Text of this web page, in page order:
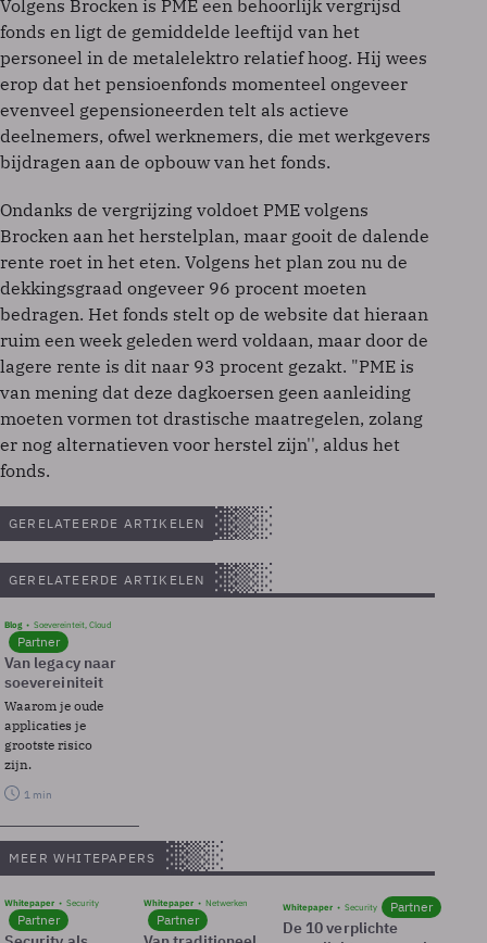
Volgens Brocken is PME een behoorlijk vergrijsd
fonds en ligt de gemiddelde leeftijd van het
personeel in de metalelektro relatief hoog. Hij wees
erop dat het pensioenfonds momenteel ongeveer
evenveel gepensioneerden telt als actieve
deelnemers, ofwel werknemers, die met werkgevers
bijdragen aan de opbouw van het fonds.
Ondanks de vergrijzing voldoet PME volgens
Brocken aan het herstelplan, maar gooit de dalende
rente roet in het eten. Volgens het plan zou nu de
dekkingsgraad ongeveer 96 procent moeten
bedragen. Het fonds stelt op de website dat hieraan
ruim een week geleden werd voldaan, maar door de
lagere rente is dit naar 93 procent gezakt. "PME is
van mening dat deze dagkoersen geen aanleiding
moeten vormen tot drastische maatregelen, zolang
er nog alternatieven voor herstel zijn'', aldus het
fonds.
GERELATEERDE ARTIKELEN
GERELATEERDE ARTIKELEN
Blog Soevereinteit, Cloud
Partner
Van legacy naar
soevereiniteit
Waarom je oude
applicaties je
grootste risico
zijn.
1 min
MEER WHITEPAPERS
Whitepaper Security
Partner
Whitepaper Netwerken
Partner
Whitepaper Security Partner
De 10 verplichte